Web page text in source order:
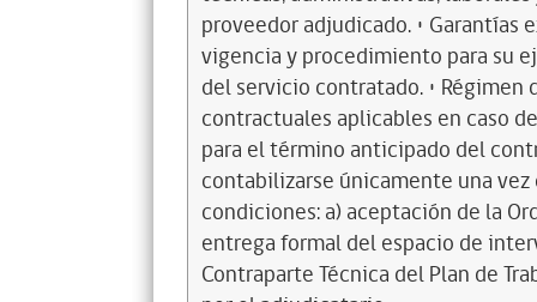
proveedor adjudicado. •
vigencia y procedimiento para su
del servicio contratado. • Régimen
contractuales aplicables en caso
para el término anticipado del
contabilizarse únicamente una
condiciones: a) aceptación de la
entrega formal del espacio de
Contraparte Técnica del Plan de